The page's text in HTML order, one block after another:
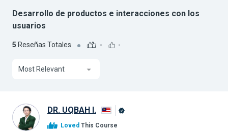
Desarrollo de productos e interacciones con los
usuarios
5 Reseñas Totales - -
Most Relevant
DR. UQBAH I.
Loved This Course